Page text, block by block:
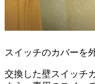
スイッチのカバーを
交換した壁スイッチ